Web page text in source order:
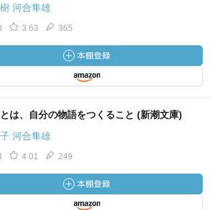
河合隼雄
3.63 365
は、自分の物語をつくること (新潮文庫)
河合隼雄
4.01 249